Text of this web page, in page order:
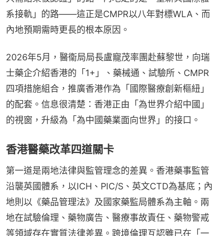
系接軌」的路——這正是CMPR以八年對標WLA、而
內地預期需時更長的根本原因。
2026年5月，醫衞局局長盧寵茂率團赴蘇黎世，向瑞
士藥企介紹香港的「1+」、藥械通、試驗所、CMPR
四項措施組合，推廣香港作為「國際醫療創新樞紐」
的配套。信息很清楚：香港正由「為世界介紹中國」
的視窗，升級為「為中國藥業面向世界」的接口。
香港醫藥改革四道關卡
第一道是兩地法律與監管理念的差異。香港藥事監管
沿襲英國體系，以ICH、PIC/S、英文CTD為基底；內
地則以《藥品管理法》及國家藥監局體系為主軸。兩
地在試驗倫理、藥物廣告、醫療事故責任、藥物警戒
等領域存在實質法律差異。跨境倫理互認雖已在「一